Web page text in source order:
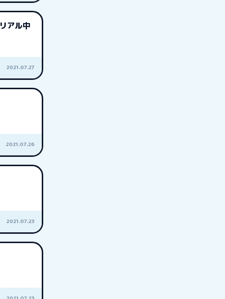
アル中
2021.07.27
2021.07.26
2021.07.23